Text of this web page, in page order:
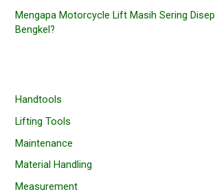
Mengapa Motorcycle Lift Masih Sering
Bengkel?
Handtools
Lifting Tools
Maintenance
Material Handling
Measurement